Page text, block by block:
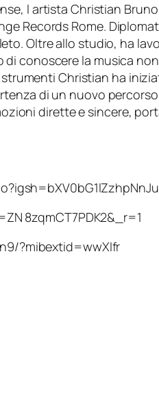
l artista Christian
Records Rome.
Oltre allo studio, ha
conoscere la musica
Christian ha
di un nuovo
dirette e sincere,
8zqmCT7PDK2&_r=1
?mibextid=wwXIfr